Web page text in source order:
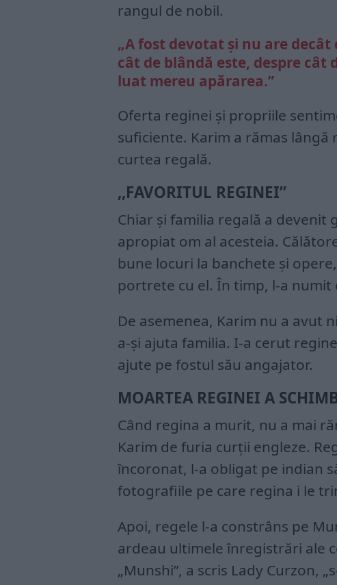
rangul de nobil.
„A fost devotat și nu are
cât de blândă este, despre cât
luat mereu apărarea.”
Oferta reginei și propriile
suficiente. Karim a rămas
curtea regală.
,,FAVORITUL REGINEI”
Chiar și familia regală a devenit
apropiat om al acesteia.
bune locuri la banchete și
portrete cu el. În timp, l-a numit
De asemenea, Karim nu a avut
a-și ajuta familia. I-a cerut
ajute pe fostul său angajator.
MOARTEA REGINEI A
Când regina a murit, nu a mai
Karim de furia curții engleze.
încoronat, l-a obligat pe indian
fotografiile pe care regina i le
Apoi, regele l-a constrâns pe
ardeau ultimele înregistrări ale
„Munshi”, a scris Lady Curzon,